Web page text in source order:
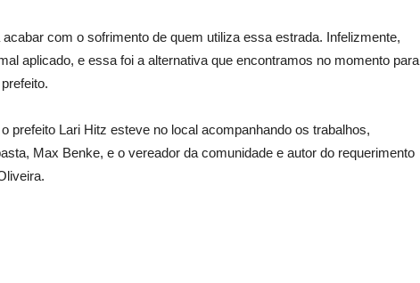
com o sofrimento de quem utiliza essa estrada. Infelizmente,
aplicado, e essa foi a alternativa que encontramos no momento para
prefeito Lari Hitz esteve no local acompanhando os trabalhos,
Max Benke, e o vereador da comunidade e autor do requerimento